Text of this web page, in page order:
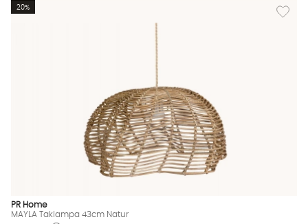
Lägg
20%
PR Home
MAYLA Taklampa 43cm Natur